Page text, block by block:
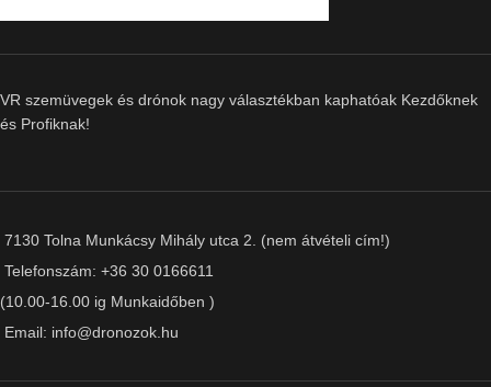
VR szemüvegek és drónok nagy választékban kaphatóak Kezdőknek
és Profiknak!
7130 Tolna Munkácsy Mihály utca 2. (nem átvételi cím!)
Telefonszám: +36 30 0166611
(10.00-16.00 ig Munkaidőben )
Email: info@dronozok.hu